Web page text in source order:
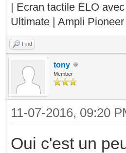
| Ecran tactile ELO
Ultimate | Ampli
Find
tony
Member
11-07-2016, 09:20
Oui c'est un